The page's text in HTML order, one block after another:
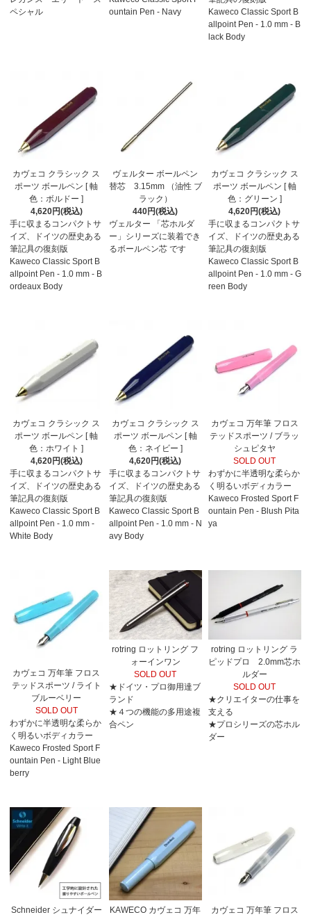
ペシャル
ountain Pen - Navy
Kaweco Classic Sport B
allpoint Pen - 1.0 mm - B
lack Body
カヴェコ クラシック ス
ポーツ ボールペン [ 軸
色：ボルドー ]
4,620円(税込)
手に収まるコンパクトサ
イズ、ドイツの歴史ある
筆記具の復刻版
Kaweco Classic Sport B
allpoint Pen - 1.0 mm - B
ordeaux Body
ヴェルター ボールペン
替芯 3.15mm （油性 ブ
ラック）
440円(税込)
ヴェルター 「芯ホルダ
ー」シリーズに装着でき
るボールペン芯 です
カヴェコ クラシック ス
ポーツ ボールペン [ 軸
色：グリーン ]
4,620円(税込)
手に収まるコンパクトサ
イズ、ドイツの歴史ある
筆記具の復刻版
Kaweco Classic Sport B
allpoint Pen - 1.0 mm - G
reen Body
カヴェコ クラシック ス
ポーツ ボールペン [ 軸
色：ホワイト ]
4,620円(税込)
手に収まるコンパクトサ
イズ、ドイツの歴史ある
筆記具の復刻版
Kaweco Classic Sport B
allpoint Pen - 1.0 mm -
White Body
カヴェコ クラシック ス
ポーツ ボールペン [ 軸
色：ネイビー ]
4,620円(税込)
手に収まるコンパクトサ
イズ、ドイツの歴史ある
筆記具の復刻版
Kaweco Classic Sport B
allpoint Pen - 1.0 mm - N
avy Body
カヴェコ 万年筆 フロス
テッドスポーツ / ブラッ
シュピタヤ
SOLD OUT
わずかに半透明な柔らか
く明るいボディカラー
Kaweco Frosted Sport F
ountain Pen - Blush Pita
ya
カヴェコ 万年筆 フロス
テッドスポーツ / ライト
ブルーベリー
SOLD OUT
わずかに半透明な柔らか
く明るいボディカラー
Kaweco Frosted Sport F
ountain Pen - Light Blue
berry
rotring ロットリング フ
ォーインワン
SOLD OUT
★ドイツ・プロ御用達ブ
ランド
★４つの機能の多用途複
合ペン
rotring ロットリング ラ
ピッドプロ 2.0mm芯ホ
ルダー
SOLD OUT
★クリエイターの仕事を
支える
★プロシリーズの芯ホル
ダー
Schneider シュナイダー
KAWECO カヴェコ 万年
カヴェコ 万年筆 フロス